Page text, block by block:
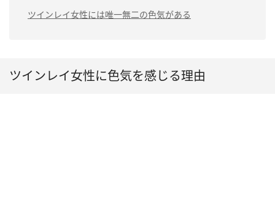
ツインレイ女性には唯一無二の色気がある
ツインレイ女性に色気を感じる理由